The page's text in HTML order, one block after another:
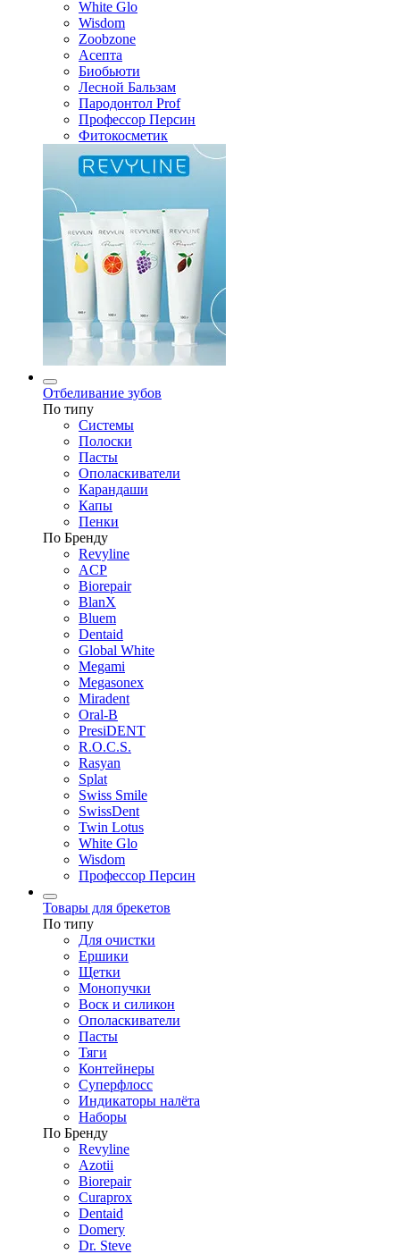
White Glo
Wisdom
Zoobzone
Асепта
Биобьюти
Лесной Бальзам
Пародонтол Prof
Профессор Персин
Фитокосметик
Отбеливание зубов
По типу
Системы
Полоски
Пасты
Ополаскиватели
Карандаши
Капы
Пенки
По Бренду
Revyline
ACP
Biorepair
BlanX
Bluem
Dentaid
Global White
Megami
Megasonex
Miradent
Oral-B
PresiDENT
R.O.C.S.
Rasyan
Splat
Swiss Smile
SwissDent
Twin Lotus
White Glo
Wisdom
Профессор Персин
Товары для брекетов
По типу
Для очистки
Ершики
Щетки
Монопучки
Воск и силикон
Ополаскиватели
Пасты
Тяги
Контейнеры
Суперфлосс
Индикаторы налёта
Наборы
По Бренду
Revyline
Azotii
Biorepair
Curaprox
Dentaid
Domery
Dr. Steve